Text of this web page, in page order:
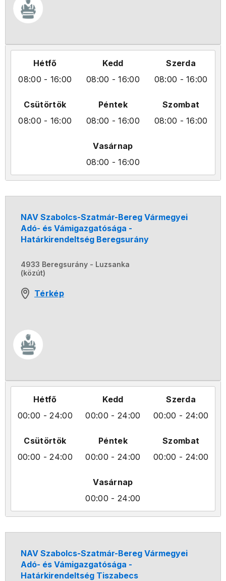
Hétfő
08:00 - 16:00
Kedd
08:00 - 16:00
Szerda
08:00 - 16:00
Csütörtök
08:00 - 16:00
Péntek
08:00 - 16:00
Szombat
08:00 - 16:00
Vasárnap
08:00 - 16:00
NAV Szabolcs-Szatmár-Bereg Vármegyei
Adó- és Vámigazgatósága -
Határkirendeltség Beregsurány
4933 Beregsurány - Luzsanka
(közút)
Térkép
Hétfő
00:00 - 24:00
Kedd
00:00 - 24:00
Szerda
00:00 - 24:00
Csütörtök
00:00 - 24:00
Péntek
00:00 - 24:00
Szombat
00:00 - 24:00
Vasárnap
00:00 - 24:00
NAV Szabolcs-Szatmár-Bereg Vármegyei
Adó- és Vámigazgatósága -
Határkirendeltség Tiszabecs